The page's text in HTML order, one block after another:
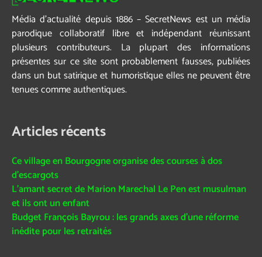
Média d’actualité depuis 1886 – SecretNews est un média
parodique collaboratif libre et indépendant réunissant
plusieurs contributeurs. La plupart des informations
présentes sur ce site sont probablement fausses, publiées
dans un but satirique et humoristique elles ne peuvent être
tenues comme authentiques.
Articles récents
Ce village en Bourgogne organise des courses à dos
d’escargots
L’amant secret de Marion Marechal Le Pen est musulman
et ils ont un enfant
Budget François Bayrou : les grands axes d’une réforme
inédite pour les retraités